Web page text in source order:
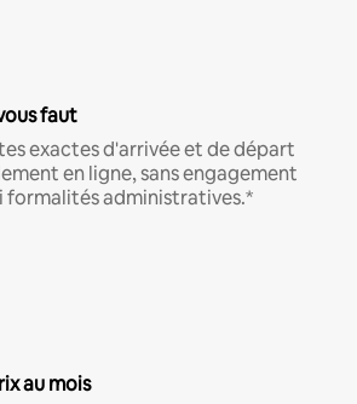
faut
exactes d'arrivée et de départ
en ligne, sans engagement
formalités administratives.*
au mois